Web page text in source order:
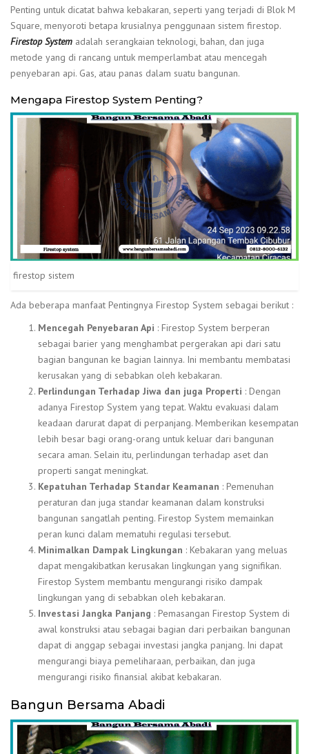
Penting untuk dicatat bahwa kebakaran, seperti yang terjadi di Blok M
Square, menyoroti betapa krusialnya penggunaan sistem firestop.
Firestop System adalah serangkaian teknologi, bahan, dan juga
metode yang di rancang untuk memperlambat atau mencegah
penyebaran api. Gas, atau panas dalam suatu bangunan.
Mengapa Firestop System Penting?
firestop sistem
Ada beberapa manfaat Pentingnya Firestop System sebagai berikut :
Mencegah Penyebaran Api : Firestop System berperan
sebagai barier yang menghambat pergerakan api dari satu
bagian bangunan ke bagian lainnya. Ini membantu membatasi
kerusakan yang di sebabkan oleh kebakaran.
Perlindungan Terhadap Jiwa dan juga Properti : Dengan
adanya Firestop System yang tepat. Waktu evakuasi dalam
keadaan darurat dapat di perpanjang. Memberikan kesempatan
lebih besar bagi orang-orang untuk keluar dari bangunan
secara aman. Selain itu, perlindungan terhadap aset dan
properti sangat meningkat.
Kepatuhan Terhadap Standar Keamanan : Pemenuhan
peraturan dan juga standar keamanan dalam konstruksi
bangunan sangatlah penting. Firestop System memainkan
peran kunci dalam mematuhi regulasi tersebut.
Minimalkan Dampak Lingkungan : Kebakaran yang meluas
dapat mengakibatkan kerusakan lingkungan yang signifikan.
Firestop System membantu mengurangi risiko dampak
lingkungan yang di sebabkan oleh kebakaran.
Investasi Jangka Panjang : Pemasangan Firestop System di
awal konstruksi atau sebagai bagian dari perbaikan bangunan
dapat di anggap sebagai investasi jangka panjang. Ini dapat
mengurangi biaya pemeliharaan, perbaikan, dan juga
mengurangi risiko finansial akibat kebakaran.
Bangun Bersama Abadi